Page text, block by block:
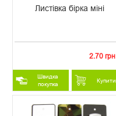
Листівка бірка міні
2.70 грн
Швидка
покупка
Купити